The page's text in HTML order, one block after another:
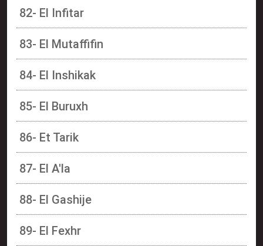
82- El Infitar
83- El Mutaffifin
84- El Inshikak
85- El Buruxh
86- Et Tarik
87- El A'la
88- El Gashije
89- El Fexhr